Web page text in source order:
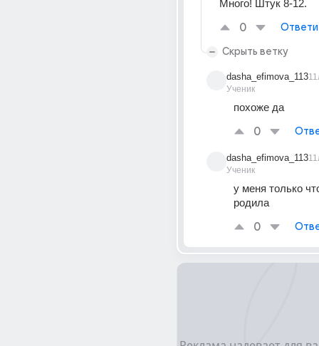
Много! Штук 8-12.
0
Скрыть ветку
dasha_efimova_113
Ученик
похоже да
0
dasha_efimova_113
Ученик
у меня только
родила
0